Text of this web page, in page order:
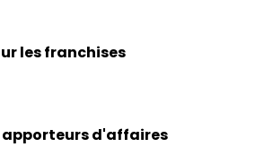
les franchises
apporteurs d'affaires